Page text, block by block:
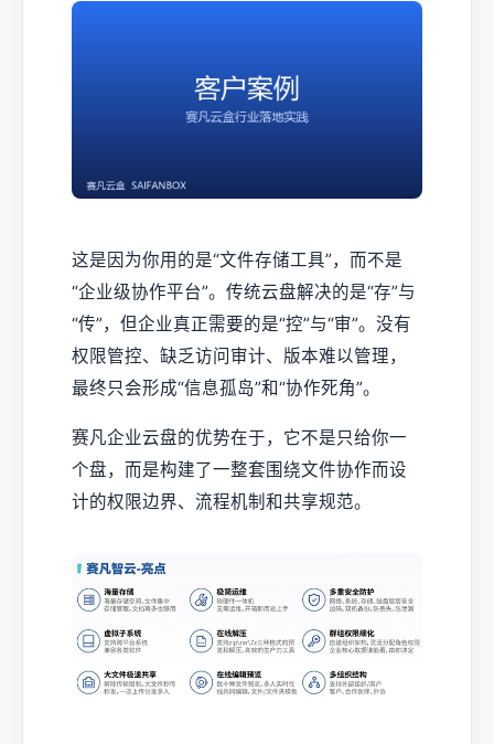
这是因为你用的是“文件存储工具”，而不是
“企业级协作平台”。传统云盘解决的是“存”与
“传”，但企业真正需要的是“控”与“审”。没有
权限管控、缺乏访问审计、版本难以管理，
最终只会形成“信息孤岛”和“协作死角”。
赛凡企业云盘的优势在于，它不是只给你一
个盘，而是构建了一整套围绕文件协作而设
计的权限边界、流程机制和共享规范。